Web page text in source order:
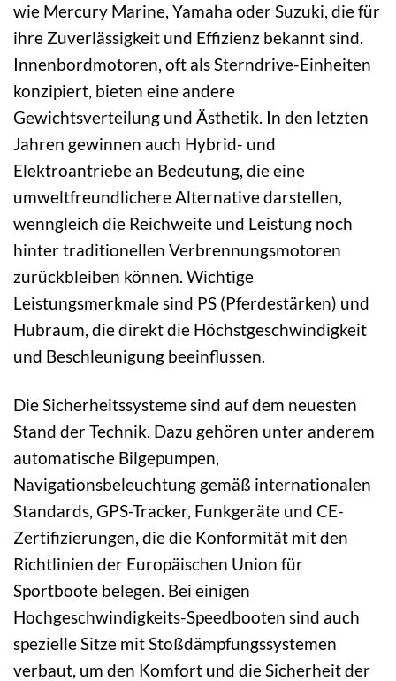
wie Mercury Marine, Yamaha oder Suzuki, die für
ihre Zuverlässigkeit und Effizienz bekannt sind.
Innenbordmotoren, oft als Sterndrive-Einheiten
konzipiert, bieten eine andere
Gewichtsverteilung und Ästhetik. In den letzten
Jahren gewinnen auch Hybrid- und
Elektroantriebe an Bedeutung, die eine
umweltfreundlichere Alternative darstellen,
wenngleich die Reichweite und Leistung noch
hinter traditionellen Verbrennungsmotoren
zurückbleiben können. Wichtige
Leistungsmerkmale sind PS (Pferdestärken) und
Hubraum, die direkt die Höchstgeschwindigkeit
und Beschleunigung beeinflussen.
Die Sicherheitssysteme sind auf dem neuesten
Stand der Technik. Dazu gehören unter anderem
automatische Bilgepumpen,
Navigationsbeleuchtung gemäß internationalen
Standards, GPS-Tracker, Funkgeräte und CE-
Zertifizierungen, die die Konformität mit den
Richtlinien der Europäischen Union für
Sportboote belegen. Bei einigen
Hochgeschwindigkeits-Speedbooten sind auch
spezielle Sitze mit Stoßdämpfungssystemen
verbaut, um den Komfort und die Sicherheit der